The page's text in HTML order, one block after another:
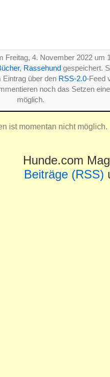
Freitag, 4. November 2022 um
, Rassehund gespeichert.
Eintrag über den RSS-2.0-Feed
noch das Setzen
möglich.
ist momentan nicht möglich.
Hunde.com
Beiträge (RSS)